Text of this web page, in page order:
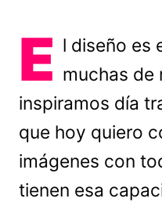
E l diseño es
muchas de
inspiramos día
que hoy quiero
imágenes con
tienen esa